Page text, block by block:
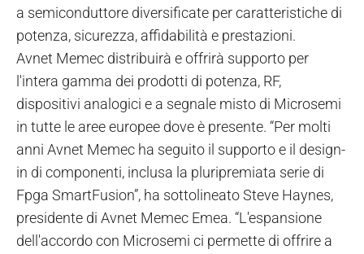
a semiconduttore diversificate per caratteristiche di
potenza, sicurezza, affidabilità e prestazioni.
Avnet Memec distribuirà e offrirà supporto per
l'intera gamma dei prodotti di potenza, RF,
dispositivi analogici e a segnale misto di Microsemi
in tutte le aree europee dove è presente. “Per molti
anni Avnet Memec ha seguito il supporto e il design-
in di componenti, inclusa la pluripremiata serie di
Fpga SmartFusion”, ha sottolineato Steve Haynes,
presidente di Avnet Memec Emea. “L'espansione
dell'accordo con Microsemi ci permette di offrire a